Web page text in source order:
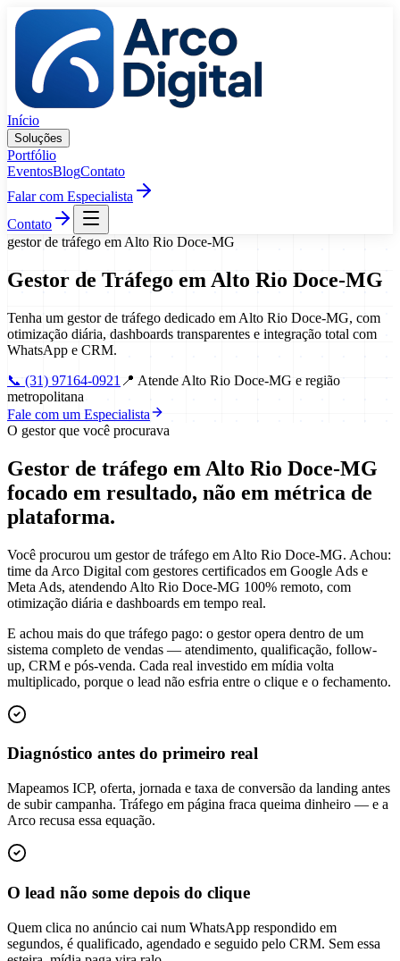
Pular para o conteúdo
Início
Soluções
Portfólio
EventosBlogContato
Falar com Especialista
Contato
gestor de tráfego em Alto Rio Doce-MG
Gestor de Tráfego em Alto Rio Doce-MG
Tenha um gestor de tráfego dedicado em Alto Rio Doce-MG, com
otimização diária, dashboards transparentes e integração total com
WhatsApp e CRM.
📞(31) 97164-0921 📍 Atende Alto Rio Doce-MG e região
metropolitana
Fale com um Especialista
O gestor que você procurava
Gestor de tráfego em Alto Rio Doce-MG
focado em resultado, não em métrica de
plataforma.
Você procurou um gestor de tráfego em Alto Rio Doce-MG. Achou:
time da Arco Digital com gestores certificados em Google Ads e
Meta Ads, atendendo Alto Rio Doce-MG 100% remoto, com
otimização diária e dashboards em tempo real.
E achou mais do que tráfego pago: o gestor opera dentro de um
sistema completo de vendas — atendimento, qualificação, follow-
up, CRM e pós-venda. Cada real investido em mídia volta
multiplicado, porque o lead não esfria entre o clique e o fechamento.
Diagnóstico antes do primeiro real
Mapeamos ICP, oferta, jornada e taxa de conversão da landing antes
de subir campanha. Tráfego em página fraca queima dinheiro — e a
Arco recusa essa equação.
O lead não some depois do clique
Quem clica no anúncio cai num WhatsApp respondido em
segundos, é qualificado, agendado e seguido pelo CRM. Sem essa